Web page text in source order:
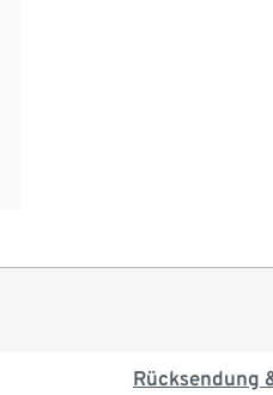
Rücksendung